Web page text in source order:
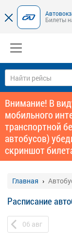
Билеты
Внимание! В
мобильного
транспортной
автобусов)
скриншот
Главная
Расписание
06 авг